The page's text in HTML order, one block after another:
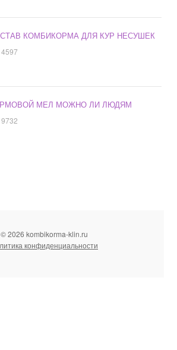
КОМБИКОРМА ДЛЯ КУР НЕСУШЕК
4597
МЕЛ МОЖНО ЛИ ЛЮДЯМ
9732
© 2026 kombikorma-klin.ru
конфиденциальности